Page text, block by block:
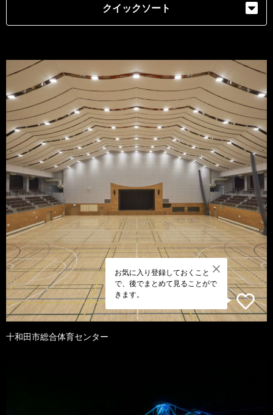
クイックソート
お気に入り登録しておくこと
で、後でまとめて見ることがで
きます。
十和田市総合体育センター